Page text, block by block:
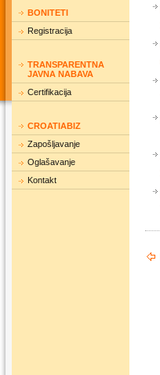
BONITETI
Registracija
TRANSPARENTNA
JAVNA NABAVA
Certifikacija
CROATIABIZ
Zapošljavanje
Oglašavanje
Kontakt